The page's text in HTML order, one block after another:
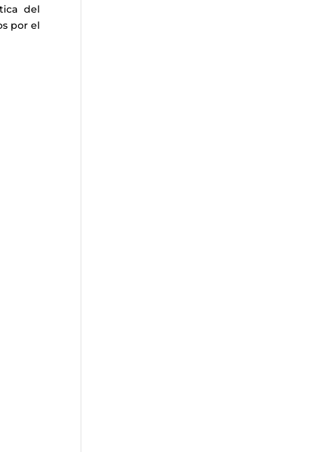
del
por el